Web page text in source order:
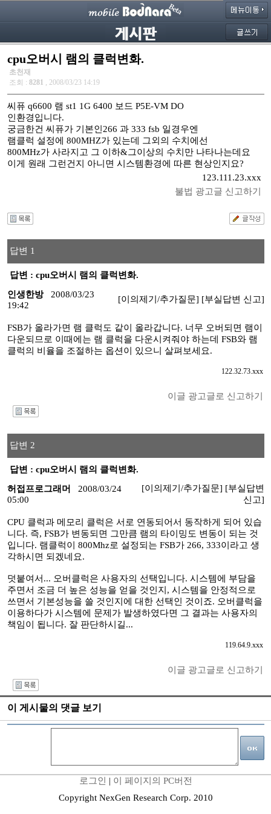
cpu오버시 램의 클럭변화.
초천재
조회 : 8281 , 2008/03/23 14:19
씨퓨 q6600 램 st1 1G 6400 보드 P5E-VM DO
인환경입니다.
궁금한건 씨퓨가 기본인266 과 333 fsb 일경우엔
램클럭 설정에 800MHZ가 있는데 그외의 수치에선
800MHz가 사라지고 그 이하&그이상의 수치만 나타나는데요
이게 원래 그런건지 아니면 시스템환경에 따른 현상인지요?
123.111.23.xxx
불법 광고글 신고하기
답변 1
답변 : cpu오버시 램의 클럭변화.
인생한방
2008/03/23
19:42
[이의제기/추가질문] [부실답변 신고]
FSB가 올라가면 램 클럭도 같이 올라갑니다. 너무 오버되면 램이
다운되므로 이때에는 램 클럭을 다운시켜줘야 하는데 FSB와 램
클럭의 비율을 조절하는 옵션이 있으니 살펴보세요.
122.32.73.xxx
이글 광고글로 신고하기
답변 2
답변 : cpu오버시 램의 클럭변화.
허접프로그래머
2008/03/24
05:00
[이의제기/추가질문] [부실답변
신고]
CPU 클럭과 메모리 클럭은 서로 연동되어서 동작하게 되어 있습
니다. 즉, FSB가 변동되면 그만큼 램의 타이밍도 변동이 되는 것
입니다. 램클럭이 800Mhz로 설정되는 FSB가 266, 333이라고 생
각하시면 되겠네요.
덧붙여서... 오버클럭은 사용자의 선택입니다. 시스템에 부담을
주면서 조금 더 높은 성능을 얻을 것인지, 시스템을 안정적으로
쓰면서 기본성능을 쓸 것인지에 대한 선택인 것이죠. 오버클럭을
이용하다가 시스템에 문제가 발생하였다면 그 결과는 사용자의
책임이 됩니다. 잘 판단하시길...
119.64.9.xxx
이글 광고글로 신고하기
이 게시물의 댓글 보기
로그인 | 이 페이지의 PC버전
Copyright NexGen Research Corp. 2010